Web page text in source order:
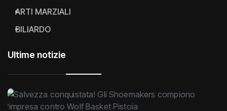
ARTI MARZIALI
BILIARDO
Ultime notizie